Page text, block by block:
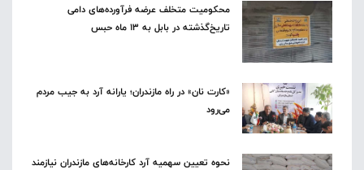
محکومیت متخلف عرضه فرآورده‌های دامی
تاریخ‌گذشته در بابل به ۱۳ ماه حبس
«کارت نان» در راه مازندران؛ یارانه آرد به جیب مردم
می‌رود
نحوه تعیین سهمیه آرد کارخانه‌های مازندران نیازمند